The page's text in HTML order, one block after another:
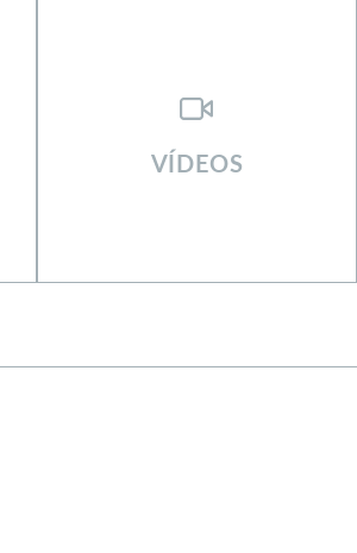
VÍDEOS